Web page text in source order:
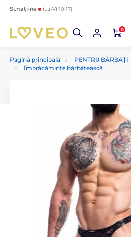
Sunați-ne (Lu-Vi 10-17)
0
Pagină principală
PENTRU BĂRBAȚI
Îmbrăcăminte bărbătească